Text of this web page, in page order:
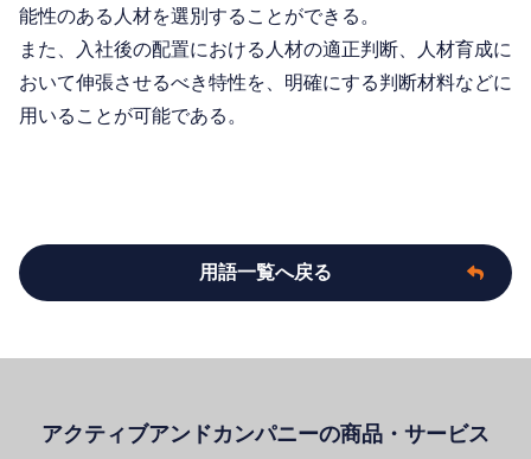
能性のある人材を選別することができる。
また、入社後の配置における人材の適正判断、人材育成に
おいて伸張させるべき特性を、明確にする判断材料などに
用いることが可能である。
用語一覧へ戻る
アクティブアンドカンパニーの商品・サービス